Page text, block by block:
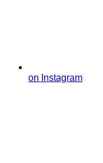
on Instagram